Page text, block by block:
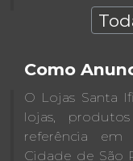
Como
O Lojas Santa
lojas,
referência
Cidade de São